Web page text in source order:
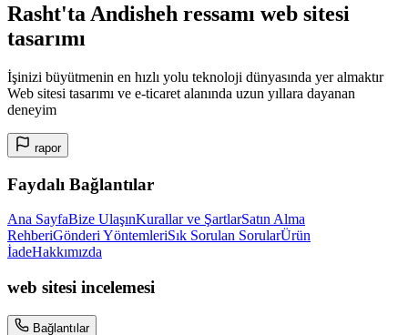
Rasht'ta Andisheh ressamı web sitesi
tasarımı
İşinizi büyütmenin en hızlı yolu teknoloji dünyasında yer almaktır
Web sitesi tasarımı ve e-ticaret alanında uzun yıllara dayanan
deneyim
rapor
Faydalı Bağlantılar
Ana SayfaBize UlaşınKurallar ve ŞartlarSatın Alma
RehberiGönderi YöntemleriSık Sorulan SorularÜrün
İadeHakkımızda
web sitesi incelemesi
Bağlantılar